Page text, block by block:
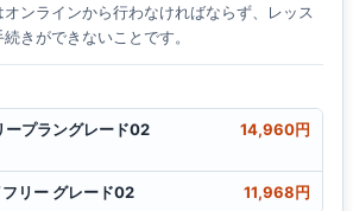
ンラインから行わなければならず、レッス
きができないことです。
ープラングレード02 14,960円
リー グレード02 11,968円